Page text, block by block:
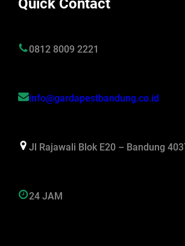
0812 8009 2221
info@gardapestbandung.co.id
Jl Rajawali Blok E20 – Bandung
24 JAM